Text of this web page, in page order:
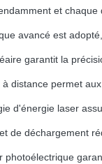
et
avancé est
garantit la
distance permet
d'énergie laser
de déchargement